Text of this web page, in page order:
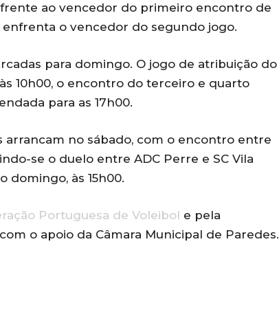
frente ao vencedor do primeiro encontro de
enfrenta o vencedor do segundo jogo.
para domingo. O jogo de atribuição do
10h00, o encontro do terceiro e quarto
para as 17h00.
arrancam no sábado, com o encontro entre
se o duelo entre ADC Perre e SC Vila
domingo, às 15h00.
Portuguesa de Voleibol e pela
o apoio da Câmara Municipal de Paredes.